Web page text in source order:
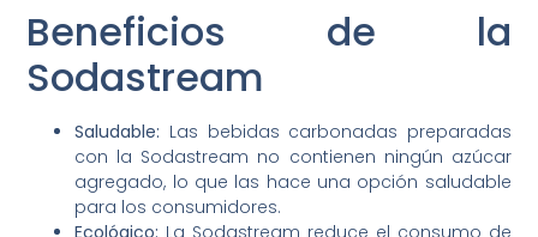
Beneficios de la
Sodastream
Saludable: Las bebidas carbonadas preparadas
con la Sodastream no contienen ningún azúcar
agregado, lo que las hace una opción saludable
para los consumidores.
Ecológico: La Sodastream reduce el consumo de